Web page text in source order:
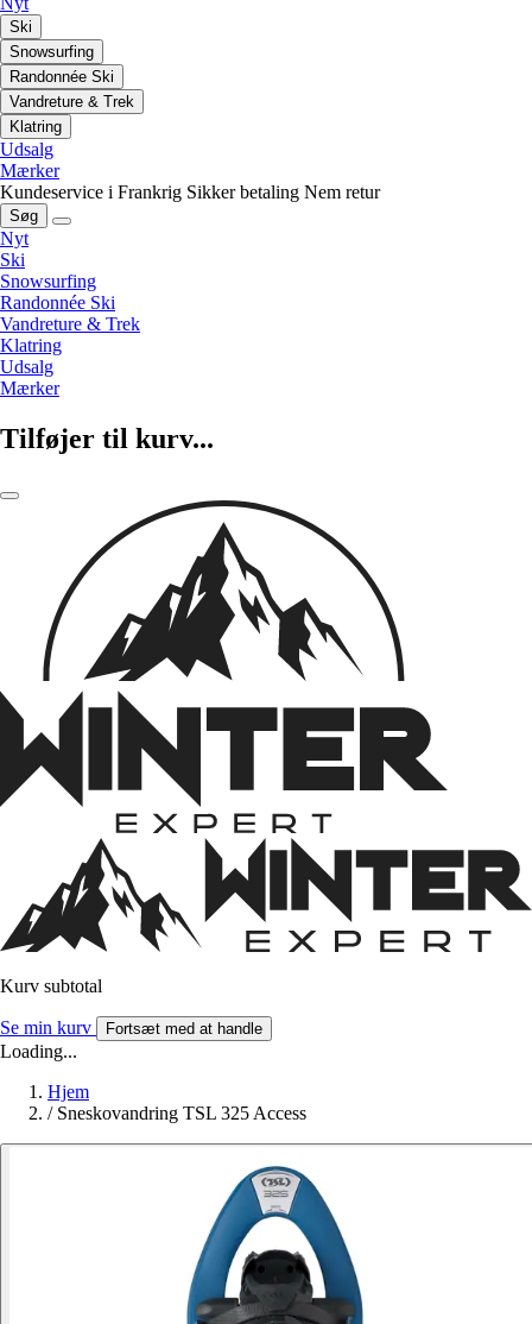
Ski
Snowsurfing
Randonnée Ski
Vandreture & Trek
Klatring
Udsalg
Mærker
Kundeservice i Frankrig Sikker betaling Nem retur
Søg
Nyt
Ski
Snowsurfing
Randonnée Ski
Vandreture & Trek
Klatring
Udsalg
Mærker
Tilføjer til kurv...
Kurv subtotal
Se min kurv Fortsæt med at handle
Loading...
Hjem
/ Sneskovandring TSL 325 Access